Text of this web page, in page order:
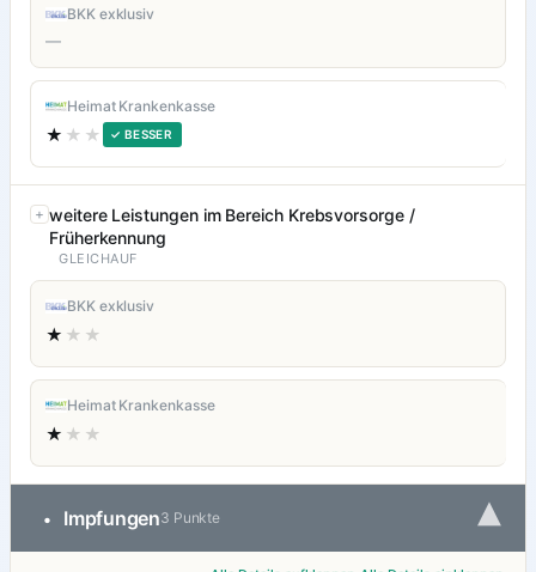
BKK exklusiv
—
Heimat Krankenkasse
★ ★★ ✓ BESSER
weitere Leistungen im Bereich Krebsvorsorge /
Früherkennung
GLEICHAUF
BKK exklusiv
★ ★★
Heimat Krankenkasse
★ ★★
• Impfungen3 Punkte ▾